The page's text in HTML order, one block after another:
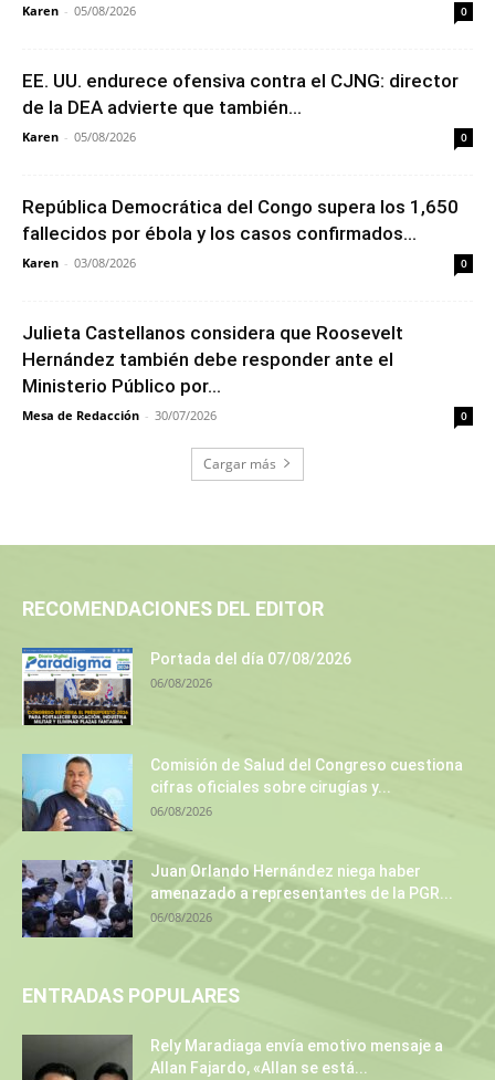
Karen - 05/08/2026 0
EE. UU. endurece ofensiva contra el CJNG: director
de la DEA advierte que también...
Karen - 05/08/2026 0
República Democrática del Congo supera los 1,650
fallecidos por ébola y los casos confirmados...
Karen - 03/08/2026 0
Julieta Castellanos considera que Roosevelt
Hernández también debe responder ante el
Ministerio Público por...
Mesa de Redacción - 30/07/2026 0
Cargar más
RECOMENDACIONES DEL EDITOR
Portada del día 07/08/2026
06/08/2026
Comisión de Salud del Congreso cuestiona
cifras oficiales sobre cirugías y...
06/08/2026
Juan Orlando Hernández niega haber
amenazado a representantes de la PGR...
06/08/2026
ENTRADAS POPULARES
Rely Maradiaga envía emotivo mensaje a
Allan Fajardo, «Allan se está...